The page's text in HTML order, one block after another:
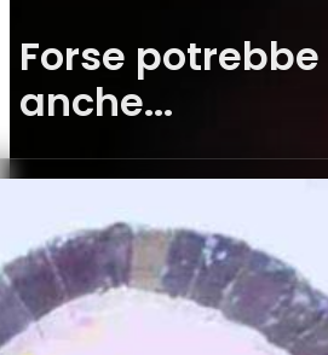
Forse
anche...